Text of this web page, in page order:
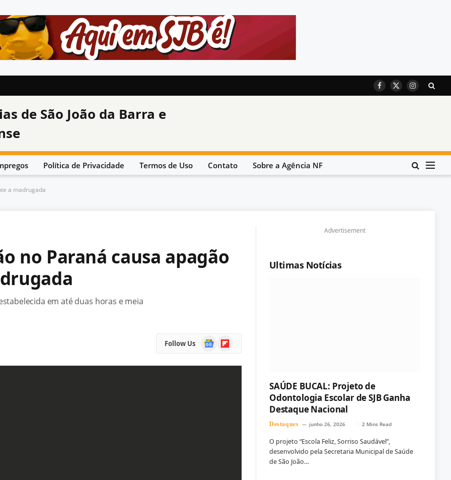
Facebook
X
Instagram
de São João da Barra e
Política de Privacidade Termos de Uso Contato Sobre a Agência NF
a madrugada
no Paraná causa apagão
em até duas horas e meia
Follow Us
Google
News
Flipboard
Advertisement
Ultimas Notícias
SAÚDE BUCAL: Projeto de
Odontologia Escolar de SJB Ganha
Destaque Nacional
Destaques junho 26, 2026 2 Mins Read
O projeto “Escola Feliz, Sorriso Saudável”,
desenvolvido pela Secretaria Municipal de Saúde
de São João…